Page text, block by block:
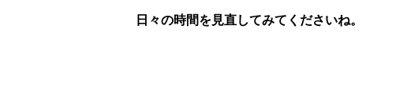
日々の時間を見直してみてくださいね。